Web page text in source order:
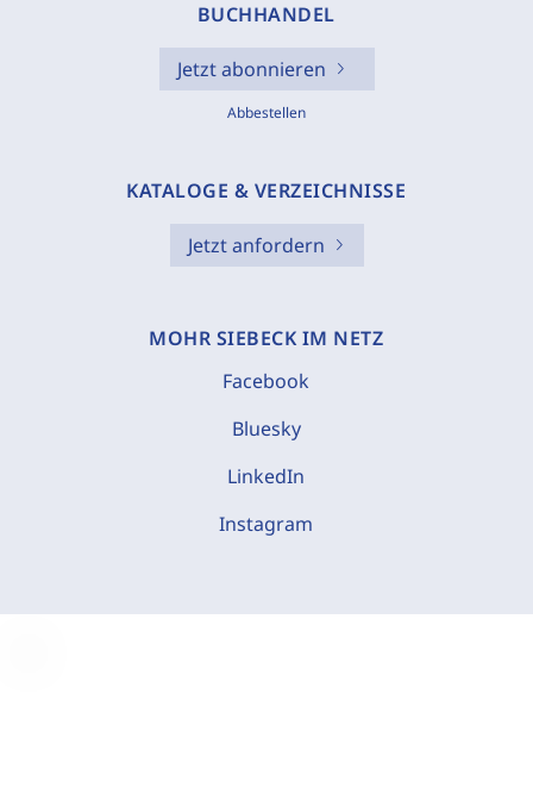
BUCHHANDEL
Jetzt abonnieren
Abbestellen
KATALOGE & VERZEICHNISSE
Jetzt anfordern
MOHR SIEBECK IM NETZ
Facebook
Bluesky
LinkedIn
Instagram